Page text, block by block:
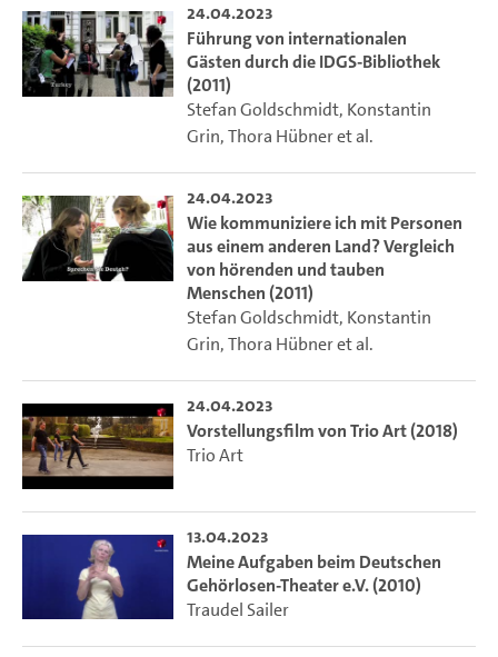
24.04.2023
Führung von internationalen
Gästen durch die IDGS-Bibliothek
(2011)
Stefan Goldschmidt, Konstantin
Grin,Thora Hübneret al.
24.04.2023
Wie kommuniziere ich mit Personen
aus einem anderen Land? Vergleich
von hörenden und tauben
Menschen (2011)
Stefan Goldschmidt, Konstantin
Grin,Thora Hübneret al.
24.04.2023
Vorstellungsfilm von Trio Art (2018)
Trio Art
13.04.2023
Meine Aufgaben beim Deutschen
Gehörlosen-Theater e.V. (2010)
Traudel Sailer